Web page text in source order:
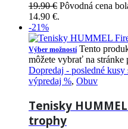
19.90€ Pôvodná cena
14.90 €.
-21%
Výber možností Tento
môžete vybrať na stránke
Dopredaj - posledné kusy
výpredaj %, Obuv
Tenisky
trophy